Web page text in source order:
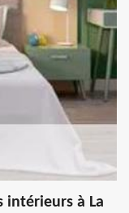
intérieurs à La